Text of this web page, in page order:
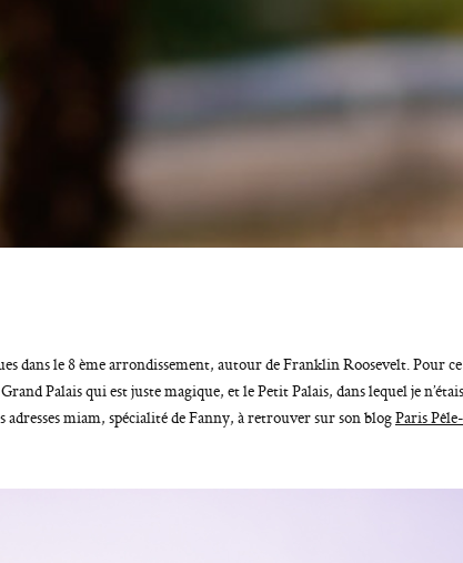
dans le 8 ème arrondissement, autour de Franklin Roosevelt. Pour
Palais qui est juste magique, et le Petit Palais, dans lequel je
miam, spécialité de Fanny, à retrouver sur son blogParis